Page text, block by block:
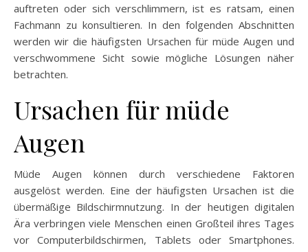
auftreten oder sich verschlimmern, ist es ratsam, einen
Fachmann zu konsultieren. In den folgenden Abschnitten
werden wir die häufigsten Ursachen für müde Augen und
verschwommene Sicht sowie mögliche Lösungen näher
betrachten.
Ursachen für müde
Augen
Müde Augen können durch verschiedene Faktoren
ausgelöst werden. Eine der häufigsten Ursachen ist die
übermäßige Bildschirmnutzung. In der heutigen digitalen
Ära verbringen viele Menschen einen Großteil ihres Tages
vor Computerbildschirmen, Tablets oder Smartphones.